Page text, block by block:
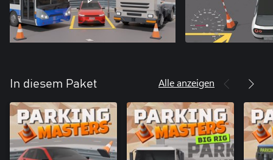
In diesem Paket Alle anzeigen